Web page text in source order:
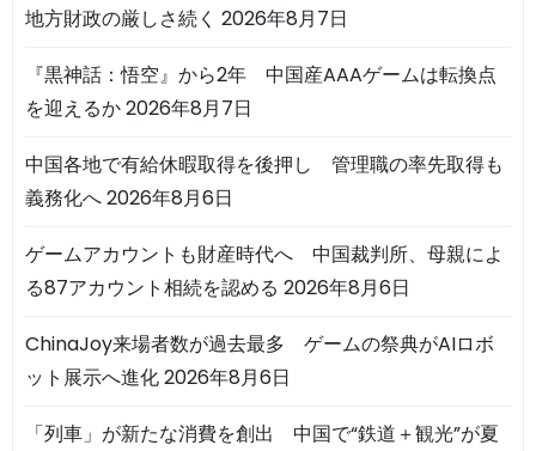
地方財政の厳しさ続く 2026年8月7日
『黒神話：悟空』から2年 中国産AAAゲームは転換点
を迎えるか2026年8月7日
中国各地で有給休暇取得を後押し 管理職の率先取得も
義務化へ2026年8月6日
ゲームアカウントも財産時代へ 中国裁判所、母親によ
る87アカウント相続を認める 2026年8月6日
ChinaJoy来場者数が過去最多 ゲームの祭典がAIロボ
ット展示へ進化2026年8月6日
「列車」が新たな消費を創出 中国で“鉄道＋観光”が夏